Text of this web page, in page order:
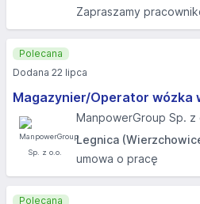
Zapraszamy
Magazynier/Operator wózka
ManpowerGroup Sp. z
Legnica
umowa o pracę
Polecana
Dodana 22 lipca
Polecana